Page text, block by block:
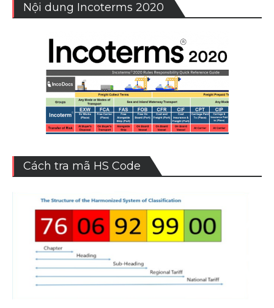
Nội dung Incoterms 2020
Cách tra mã HS Code